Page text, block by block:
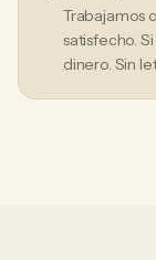
Trabajamos
satisfecho.
dinero. Sin